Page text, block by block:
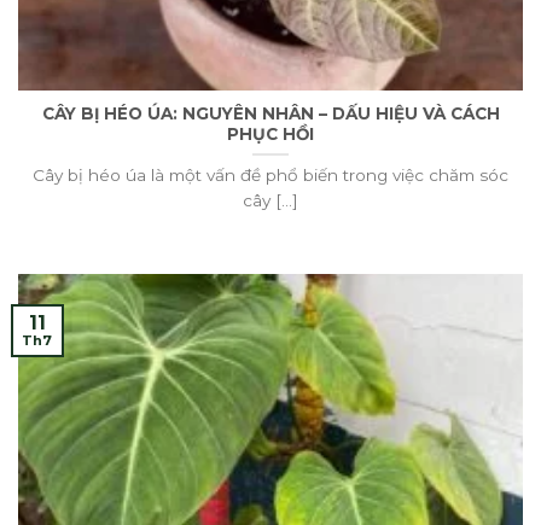
CÂY BỊ HÉO ÚA: NGUYÊN NHÂN – DẤU HIỆU VÀ CÁCH
PHỤC HỒI
Cây bị héo úa là một vấn đề phổ biến trong việc chăm sóc
cây [...]
11
Th7